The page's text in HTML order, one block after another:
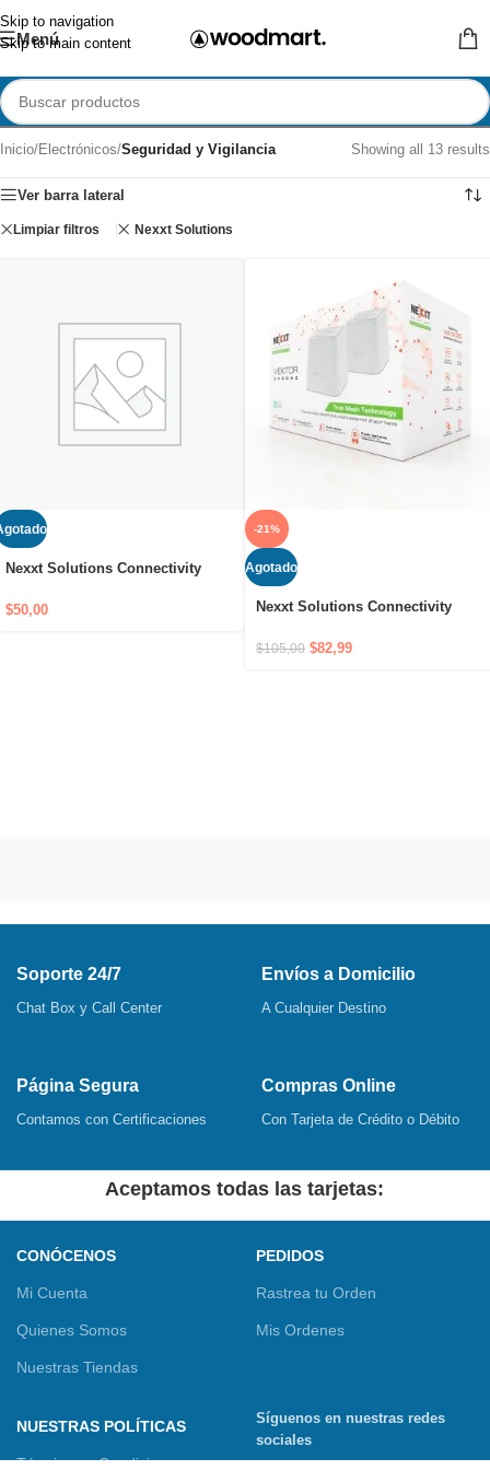
Skip to navigation
Skip to main content
Menú
Inicio/Electrónicos/Seguridad y Vigilancia Showing all 13 results
Ver barra lateral
Limpiar filtros Nexxt Solutions
Nexxt Solutions Connectivity
3600AC USADO
$50,00
-21%
Agotado
Nexxt Solutions Connectivity
$105,00 $82,99
Soporte 24/7
Chat Box y Call Center
Envíos a Domicilio
A Cualquier Destino
Página Segura
Contamos con Certificaciones
Compras Online
Con Tarjeta de Crédito o Débito
Aceptamos todas las tarjetas:
CONÓCENOS
Mi Cuenta
Quienes Somos
Nuestras Tiendas
PEDIDOS
Rastrea tu Orden
Mis Ordenes
NUESTRAS POLÍTICAS
Términos y Condiciones
Síguenos en nuestras redes
sociales